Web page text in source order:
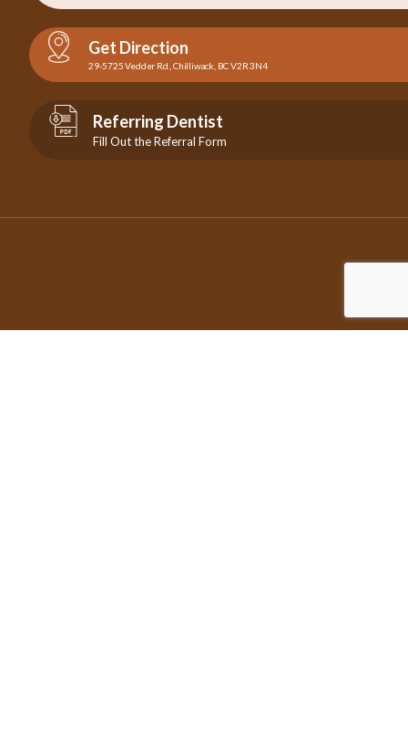
Get Direction
29-5725 Vedder Rd., Chilliwack, BC V2R 3N4
Referring Dentist
Fill Out the Referral Form